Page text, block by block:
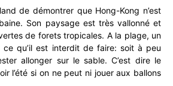
de démontrer que Hong-Kong n’est
Son paysage est très vallonné et
de forets tropicales. A la plage, un
qu’il est interdit de faire: soit à peu
allonger sur le sable. C’est dire le
l’été si on ne peut ni jouer aux ballons